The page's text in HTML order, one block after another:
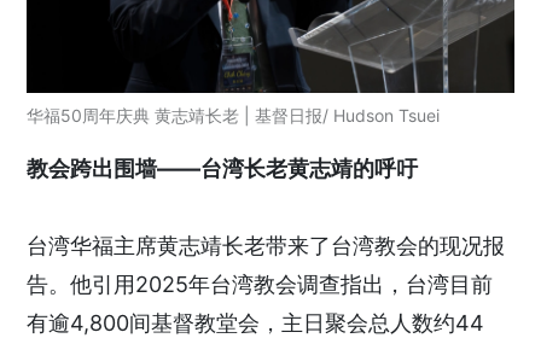
华福50周年庆典 黄志靖长老 | 基督日报/ Hudson Tsuei
教会跨出围墙——台湾长老黄志靖的呼吁
台湾华福主席黄志靖长老带来了台湾教会的现况报
告。他引用2025年台湾教会调查指出，台湾目前
有逾4,800间基督教堂会，主日聚会总人数约44